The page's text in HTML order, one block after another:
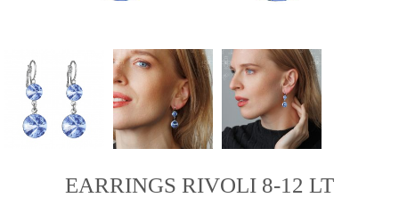
EARRINGS RIVOLI 8-12 LT